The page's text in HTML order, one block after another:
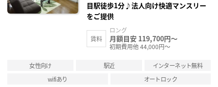
目駅徒歩1分♪法人向け快適マンスリー
をご提供
賃料
ロング
月額目安 119,700円～
初期費用他 44,000円～
女性向け 駅近
インターネット無料
wifiあり
オートロック